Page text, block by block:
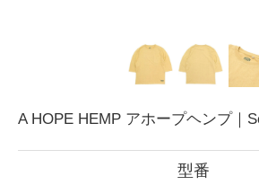
A HOPE HEMP アホープヘンプ｜
型番